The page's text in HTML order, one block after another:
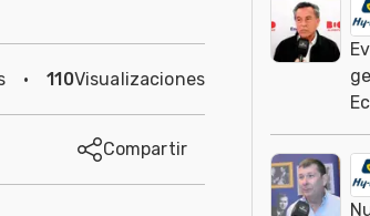
· 110Visualizaciones
Compartir